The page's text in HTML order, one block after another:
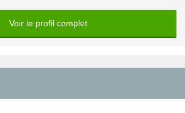
Voir le profil complet